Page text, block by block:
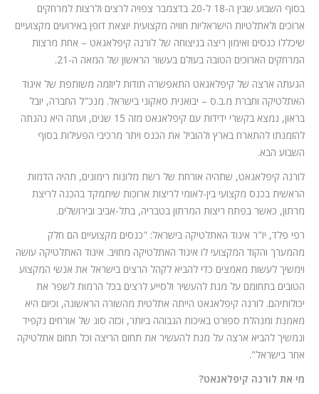
בסוף השבוע שבין ה-18 ל-20 בדצמבר צפויה לרצים ולרצות למרחקים
ארוכים ולאתלטיות הישראליות חוויה מקצועית יוצאת דופן באירועים מקצועיים
שיכללו כנסים ואימון ריצה בניצוחה של לורנה קיפלאגאט – אחת מרצות
המרחקים הארוכים הטובה בעולם בעשור הראשון של המאה ה-21.
הגעתה ארצה של קיפלאגאט התאפשרה תודות ליוזמה משותפת של איגוד
האתלטיקה וחברת מ.ב.ס – יבואנית סאקוני בישראל. מנכ"ל החברה, יובל
בראון, נמצא בקשרי ידידות עם קיפלאגאט מזה 15 שנים, ועתה היא נהנתה
להזמנתו להתארח בארץ ולהוביל את הכנס ויתר מרכיבי הפעילות בסוף
השבוע הבא.
לורנה קיפלאגאט, שתהיה אורחת של רשת מלונות רימונים, תהיה הדמות
הראשית בכנס מקצועי בין-לאומי לריצות ארוכות שיתמקד בהכנה לריצת
מרתון, כאשר בפתח ריצות המרתון בטבריה, בתל-אביב ובירושלים.
רפי פלד, יו"ר איגוד האתלטיקה בישראל: "כנסים מקצועיים הם חלק
מהמערך והקוד המקצועי לו איגוד האתלטיקה מחויב. איגוד האתלטיקה עושה
וימשיך לעשות מאמצים כדי להביא לקהל הרצים בישראל את אנשי המקצוע
הטובים בתחומם על מנת להעשיר ולסייע לרצים בכל הרמות לשפר את
יכולותיהם. לורנה קיפלאגאט הייתה אתלטית מהשורה הראשונה, וכיום היא
מאמנת ומנהלת ספורט באיכות הגבוהה ביותר, וכזה סוג של אורחים נקפיד
ונמשיך להביא ארצה על מנת להעשיר את תחום הריצה וכל תחום אתלטיקה
אחר בישראל".
מי את לורנה קיפלאגאט?